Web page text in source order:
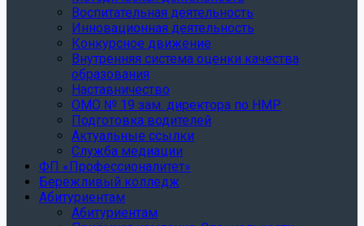
Воспитательная деятельность
Инновационная деятельность
Конкурсное движение
Внутренняя система оценки качества
образования
Наставничество
ОМО № 19 зам. директора по НМР
Подготовка водителей
Актуальные ссылки
Служба медиации
ФП «Профессионалитет»
Бережливый колледж
Абитуриентам
Абитуриентам